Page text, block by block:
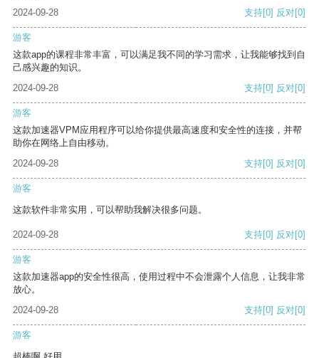
2024-09-28
支持[0] 反对[0]
游客
这款app的课程非常丰富，可以满足我不同的学习需求，让我能够找到自
己感兴趣的知识。
2024-09-28
支持[0] 反对[0]
游客
这款加速器VPM应用程序可以给你提供最高速度和安全性的连接，并帮
助你在网络上自由移动。
2024-09-28
支持[0] 反对[0]
游客
这款软件非常实用，可以帮助我解决很多问题。
2024-09-28 支持[0] 反对[0]
游客
这款加速器app的安全性很高，使用过程中不会泄露个人信息，让我非常
放心。
2024-09-28
支持[0] 反对[0]
游客